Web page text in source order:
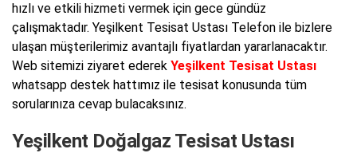
hızlı ve etkili hizmeti vermek için gece gündüz
çalışmaktadır. Yeşilkent Tesisat Ustası Telefon ile bizlere
ulaşan müşterilerimiz avantajlı fiyatlardan yararlanacaktır.
Web sitemizi ziyaret ederek Yeşilkent Tesisat Ustası
whatsapp destek hattımız ile tesisat konusunda tüm
sorularınıza cevap bulacaksınız.
Yeşilkent Doğalgaz Tesisat Ustası